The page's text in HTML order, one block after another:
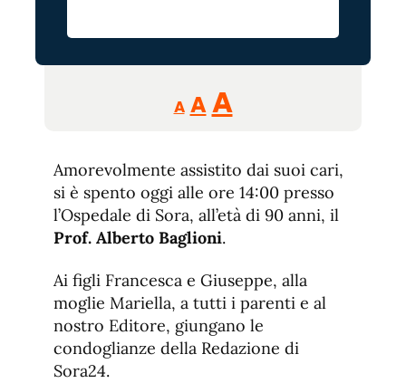
A
Reducir
tamaño
A Restablecer
de
fuente
AAumentar
de
fuente.
Amorevolmente assistito dai suoi cari,
si è spento oggi alle ore 14:00 presso
l’Ospedale di Sora, all’età di 90 anni, il
Prof. Alberto Baglioni.
Ai figli Francesca e Giuseppe, alla
moglie Mariella, a tutti i parenti e al
nostro Editore, giungano le
condoglianze della Redazione di
Sora24.